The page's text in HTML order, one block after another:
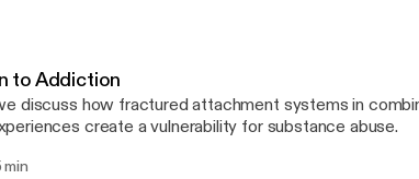
to Addiction
discuss how fractured attachment systems in
create a vulnerability for substance abuse.
min